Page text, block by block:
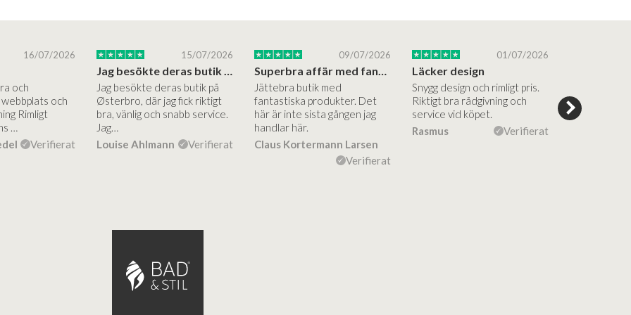
16/07/2026
och
och
Rimligt
…
Verifierat
15/07/2026
Jag besökte deras butik på
Østerbro, där jag fick riktigt
bra, vänlig och snabb service.
Jag…
Louise Ahlmann
Verifierat
09/07/2026
Jättebra butik med
fantastiska produkter. Det
här är inte sista gången jag
handlar här.
Claus Kortermann Larsen
Verifierat
01/07/2026
Läcker design
Snygg design och rimligt pris.
Riktigt bra rådgivning och
service vid köpet.
Rasmus
Verifierat
hjälpsamma
vägledning